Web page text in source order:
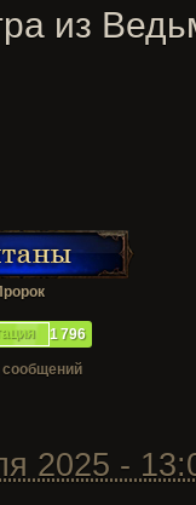
из
1 796
сообщений
2025 -